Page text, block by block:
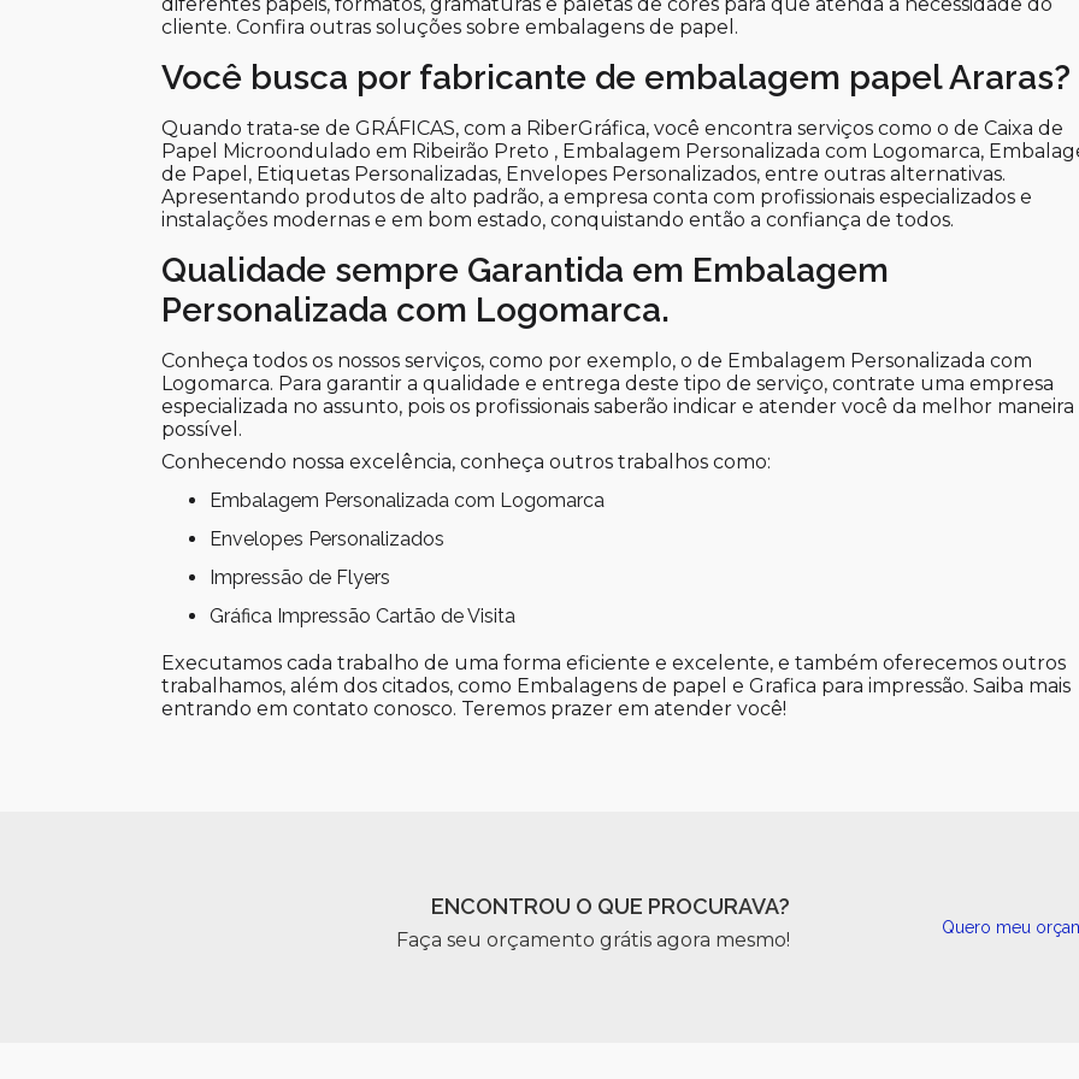
cliente. Confira outras soluções sobre embalagens de papel.
Você busca por fabricante de embalagem papel Araras?
Quando trata-se de GRÁFICAS, com a RiberGráfica, você encontra serviços como o de Caixa de
Papel Microondulado em Ribeirão Preto , Embalagem Personalizada com Logomarca,
de Papel, Etiquetas Personalizadas, Envelopes Personalizados, entre outras alternativas.
Apresentando produtos de alto padrão, a empresa conta com profissionais especializados e
instalações modernas e em bom estado, conquistando então a confiança de todos.
Qualidade sempre Garantida em Embalagem
Personalizada com Logomarca.
Conheça todos os nossos serviços, como por exemplo, o de Embalagem Personalizada com
Logomarca. Para garantir a qualidade e entrega deste tipo de serviço, contrate uma empresa
especializada no assunto, pois os profissionais saberão indicar e atender você da melhor maneira
possível.
Conhecendo nossa excelência, conheça outros trabalhos como:
Embalagem Personalizada com Logomarca
Envelopes Personalizados
Impressão de Flyers
Gráfica Impressão Cartão de Visita
Executamos cada trabalho de uma forma eficiente e excelente, e também oferecemos outros
trabalhamos, além dos citados, como Embalagens de papel e Grafica para impressão. Saiba mais
entrando em contato conosco. Teremos prazer em atender você!
ENCONTROU O QUE PROCURAVA?
Faça seu orçamento grátis agora mesmo!
Quero meu